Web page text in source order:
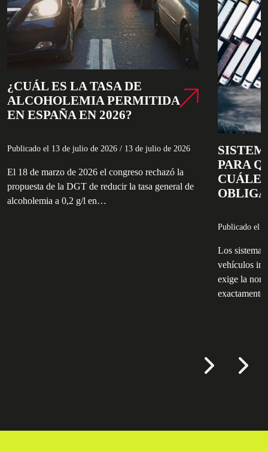
¿CUÁL ES LA TASA DE
ALCOHOLEMIA PERMITIDA
EN ESPAÑA EN 2026?
Publicado el 13 de julio de 2026 / 13 de julio de 2026
El 18 de marzo de 2026 el congreso rechazó la
propuesta de la DGT de reducir la tasa general de
alcoholemia a 0,2 g/l en…
PARA
Publicado el
Los
vehículos
exige la
exactamente